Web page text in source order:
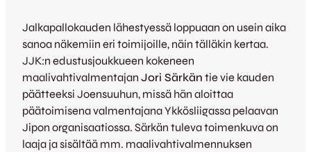
Jalkapallokauden lähestyessä loppuaan on usein aika
sanoa näkemiin eri toimijoille, näin tälläkin kertaa.
JJK:n edustusjoukkueen kokeneen
maalivahtivalmentajan Jori Särkän tie vie kauden
päätteeksi Joensuuhun, missä hän aloittaa
päätoimisena valmentajana Ykkösliigassa pelaavan
Jipon organisaatiossa. Särkän tuleva toimenkuva on
laaja ja sisältää mm. maalivahtivalmennuksen